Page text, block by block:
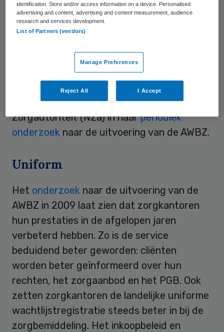
De NZa constateert dat zorgverzekeraars
de komende tijd vooral moeten werken aan
prestaties op cliëntniveau. Dit is van belang
om de uitvoering van de AWBZ door
zorgverzekeraars voor eigen verzekerden
mogelijk te maken, zo stelt de Nederlandse
Zorgautoriteit (NZa) in haarperiodiek
onderzoek naar de uitvoering van de AWBZ.
Uniform
Het onderzoek naar de uitvoering van de
AWBZ in 2009 laat zien dat zorgkantoren
hun prestaties in de afgelopen jaren
verbeterd hebben. Zo is de service
beduidend beter geworden: cliënten
worden beter geïnformeerd over hun
rechten, het zorgaanbod en het PGB. Ook
zetten zorgkantoren de landelijke uniforme
wachtlijstregistratie steeds beter in bij de
zorgbemiddeling. Het inkoopbeleid en
identification. Store and/or access information on a device. Personalised
advertising and content, advertising and content measurement, audience
research and services development.
List of Partners (vendors)
Manage Preferences
Reject All I Accept